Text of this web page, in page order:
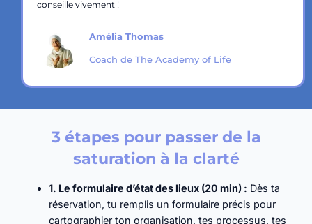
conseille vivement !
Amélia Thomas
Coach de The Academy of Life
3 étapes pour passer de la
saturation à la clarté
1. Le formulaire d’état des lieux (20 min) : Dès ta
réservation, tu remplis un formulaire précis pour
cartographier ton organisation, tes processus, tes